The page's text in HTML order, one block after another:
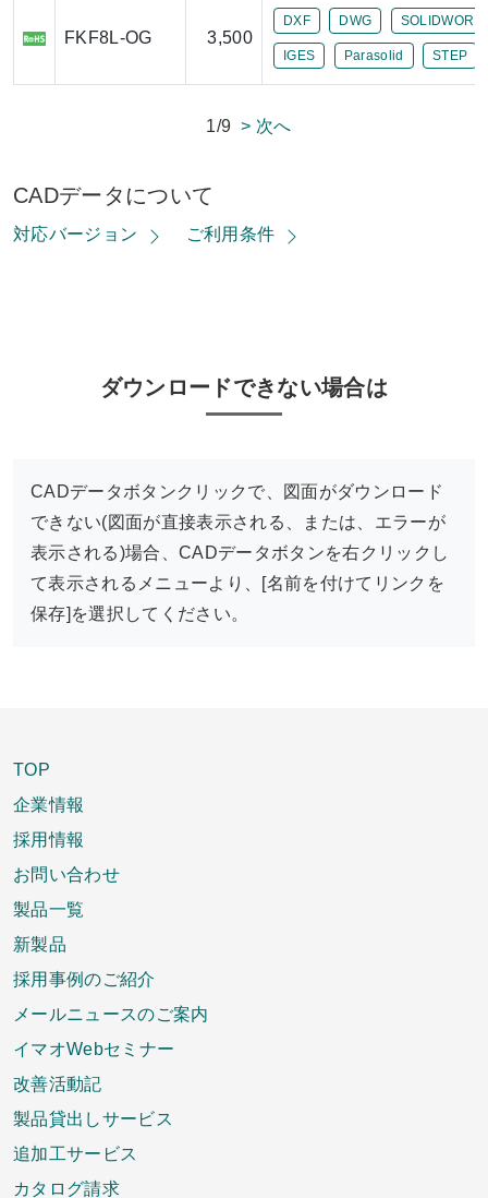
FKF8L-OG 3,500
DXF DWG
IGES Parasolid STEP
1/9 > 次へ
CADデータについて
対応バージョン ご利用条件
ダウンロードできない場合は
CADデータボタンクリックで、図面がダウンロード
できない(図面が直接表示される、または、エラーが
表示される)場合、CADデータボタンを右クリックし
て表示されるメニューより、[名前を付けてリンクを
保存]を選択してください。
TOP
企業情報
採用情報
お問い合わせ
製品一覧
新製品
採用事例のご紹介
メールニュースのご案内
イマオWebセミナー
改善活動記
製品貸出しサービス
追加工サービス
カタログ請求